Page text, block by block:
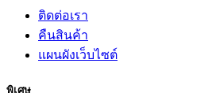
ติดต่อเรา
คืนสินค้า
แผนผังเว็บไซต์
พิเศษ